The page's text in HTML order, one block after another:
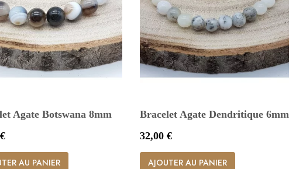
Agate Botswana 8mm
AU PANIER
Bracelet Agate Dendritique 6mm
Prix
32,00 €
AJOUTER AU PANIER